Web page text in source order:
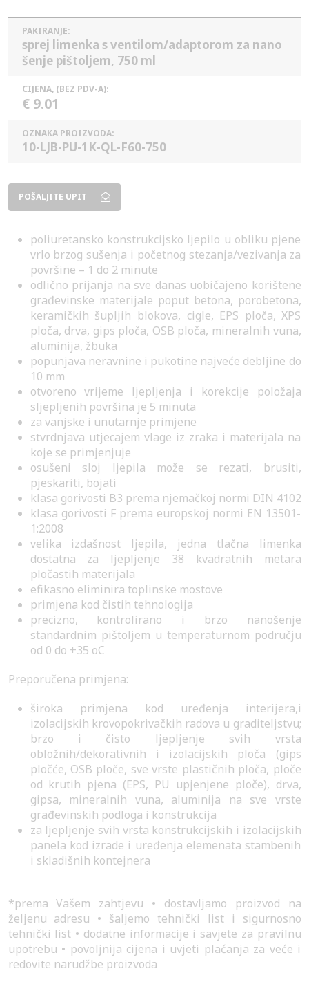
PAKIRANJE:
sprej limenka s ventilom/adaptorom za nano
šenje pištoljem, 750 ml
CIJENA, (BEZ PDV-A):
€ 9.01
OZNAKA PROIZVODA:
10-LJB-PU-1K-QL-F60-750
POŠALJITE UPIT
poliuretansko konstrukcijsko ljepilo u obliku pjene
vrlo brzog sušenja i početnog stezanja/vezivanja za
površine – 1 do 2 minute
odlično prijanja na sve danas uobičajeno korištene
građevinske materijale poput betona, porobetona,
keramičkih šupljih blokova, cigle, EPS ploča, XPS
ploča, drva, gips ploča, OSB ploča, mineralnih vuna,
aluminija, žbuka
popunjava neravnine i pukotine najveće debljine do
10 mm
otvoreno vrijeme ljepljenja i korekcije položaja
sljepljenih površina je 5 minuta
za vanjske i unutarnje primjene
stvrdnjava utjecajem vlage iz zraka i materijala na
koje se primjenjuje
osušeni sloj ljepila može se rezati, brusiti,
pjeskariti, bojati
klasa gorivosti B3 prema njemačkoj normi DIN 4102
klasa gorivosti F prema europskoj normi EN 13501-
1:2008
velika izdašnost ljepila, jedna tlačna limenka
dostatna za ljepljenje 38 kvadratnih metara
pločastih materijala
efikasno eliminira toplinske mostove
primjena kod čistih tehnologija
precizno, kontrolirano i brzo nanošenje
standardnim pištoljem u temperaturnom području
od 0 do +35 oC
Preporučena primjena:
široka primjena kod uređenja interijera,i
izolacijskih krovopokrivačkih radova u graditeljstvu;
brzo i čisto ljepljenje svih vrsta
obložnih/dekorativnih i izolacijskih ploča (gips
pločće, OSB ploče, sve vrste plastičnih ploča, ploče
od krutih pjena (EPS, PU upjenjene ploče), drva,
gipsa, mineralnih vuna, aluminija na sve vrste
građevinskih podloga i konstrukcija
za ljepljenje svih vrsta konstrukcijskih i izolacijskih
panela kod izrade i uređenja elemenata stambenih
i skladišnih kontejnera
*prema Vašem zahtjevu • dostavljamo proizvod na
željenu adresu • šaljemo tehnički list i sigurnosno
tehnički list • dodatne informacije i savjete za pravilnu
upotrebu • povoljnija cijena i uvjeti plaćanja za veće i
redovite narudžbe proizvoda